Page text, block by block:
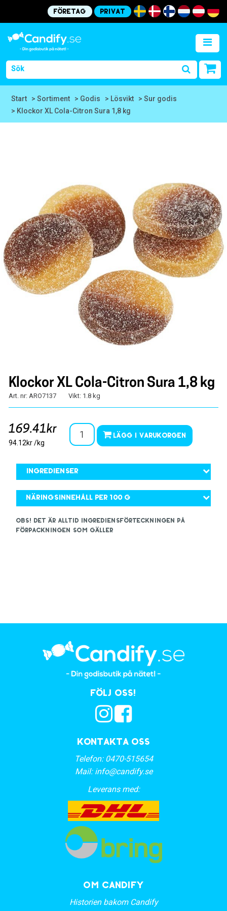
Företag Privat
Start > Sortiment > Godis > Lösvikt
> Sur godis
> Klockor XL Cola-Citron Sura 1,8 kg
Klockor XL Cola-Citron Sura 1,8 kg
Art. nr: ARO7137 Vikt: 1.8 kg
169.41kr
94.12kr /kg
Lägg i varukorgen
Ingredienser
Näringsinnehåll per 100 g
OBS! Det är alltid ingrediensförteckningen på
förpackningen som gäller
Kontakta oss
Telefon: 0470-515654
Mail: info@candify.se
Leverans med:
Följ oss!
OM CANDIFY
Historien bakom Candify